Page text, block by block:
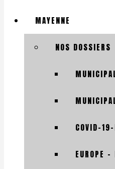
MAYENNE
NOS DOSSIERS
COVID-
EUROPE